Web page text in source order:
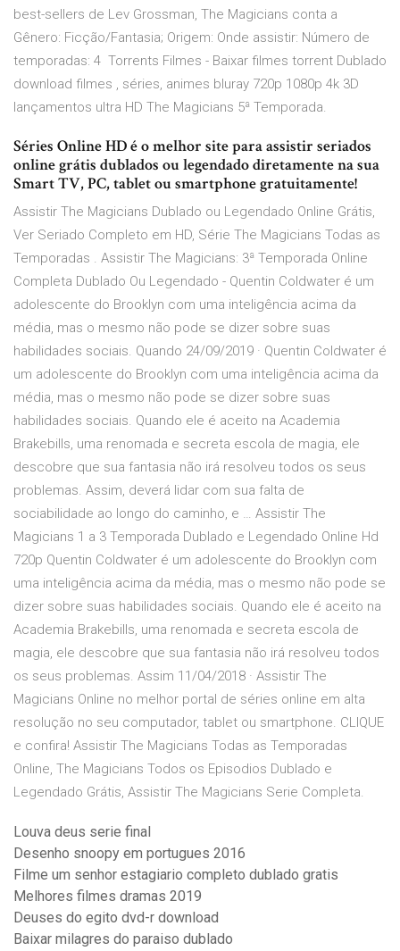
best-sellers de Lev Grossman, The Magicians conta a
Gênero: Ficção/Fantasia; Origem: Onde assistir: Número de
temporadas: 4 Torrents Filmes - Baixar filmes torrent Dublado
download filmes , séries, animes bluray 720p 1080p 4k 3D
lançamentos ultra HD The Magicians 5ª Temporada.
Séries Online HD é o melhor site para assistir seriados
online grátis dublados ou legendado diretamente na sua
Smart TV, PC, tablet ou smartphone gratuitamente!
Assistir The Magicians Dublado ou Legendado Online Grátis,
Ver Seriado Completo em HD, Série The Magicians Todas as
Temporadas . Assistir The Magicians: 3ª Temporada Online
Completa Dublado Ou Legendado - Quentin Coldwater é um
adolescente do Brooklyn com uma inteligência acima da
média, mas o mesmo não pode se dizer sobre suas
habilidades sociais. Quando 24/09/2019 · Quentin Coldwater é
um adolescente do Brooklyn com uma inteligência acima da
média, mas o mesmo não pode se dizer sobre suas
habilidades sociais. Quando ele é aceito na Academia
Brakebills, uma renomada e secreta escola de magia, ele
descobre que sua fantasia não irá resolveu todos os seus
problemas. Assim, deverá lidar com sua falta de
sociabilidade ao longo do caminho, e … Assistir The
Magicians 1 a 3 Temporada Dublado e Legendado Online Hd
720p Quentin Coldwater é um adolescente do Brooklyn com
uma inteligência acima da média, mas o mesmo não pode se
dizer sobre suas habilidades sociais. Quando ele é aceito na
Academia Brakebills, uma renomada e secreta escola de
magia, ele descobre que sua fantasia não irá resolveu todos
os seus problemas. Assim 11/04/2018 · Assistir The
Magicians Online no melhor portal de séries online em alta
resolução no seu computador, tablet ou smartphone. CLIQUE
e confira! Assistir The Magicians Todas as Temporadas
Online, The Magicians Todos os Episodios Dublado e
Legendado Grátis, Assistir The Magicians Serie Completa.
Louva deus serie final
Desenho snoopy em portugues 2016
Filme um senhor estagiario completo dublado gratis
Melhores filmes dramas 2019
Deuses do egito dvd-r download
Baixar milagres do paraiso dublado